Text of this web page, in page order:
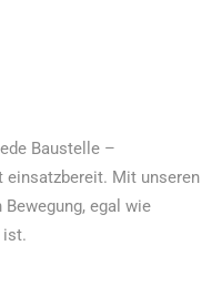
Baustelle –
einsatzbereit. Mit unseren
egal wie
ist.